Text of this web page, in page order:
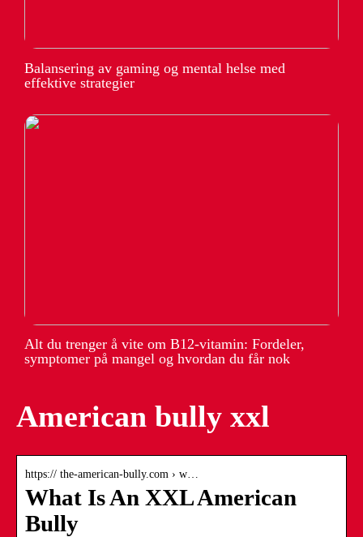
Balansering av gaming og mental helse med
effektive strategier
Alt du trenger å vite om B12-vitamin: Fordeler,
symptomer på mangel og hvordan du får nok
American bully xxl
https:// the-american-bully.com › w…
What Is An XXL American
Bully